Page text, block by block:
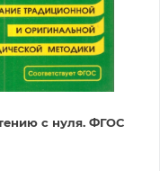
с нуля. ФГОС